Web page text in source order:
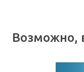
Возможно,